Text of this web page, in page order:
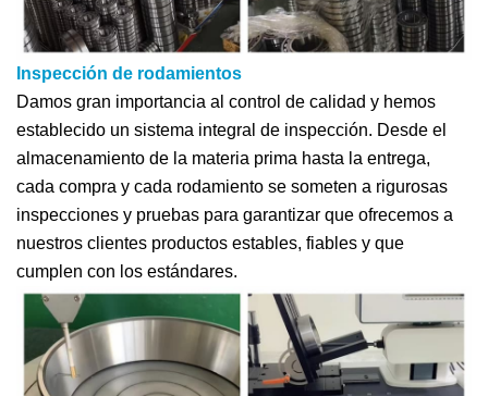
Inspección de rodamientos
Damos gran importancia al control de calidad y hemos
establecido un sistema integral de inspección. Desde el
almacenamiento de la materia prima hasta la entrega,
cada compra y cada rodamiento se someten a rigurosas
inspecciones y pruebas para garantizar que ofrecemos a
nuestros clientes productos estables, fiables y que
cumplen con los estándares.